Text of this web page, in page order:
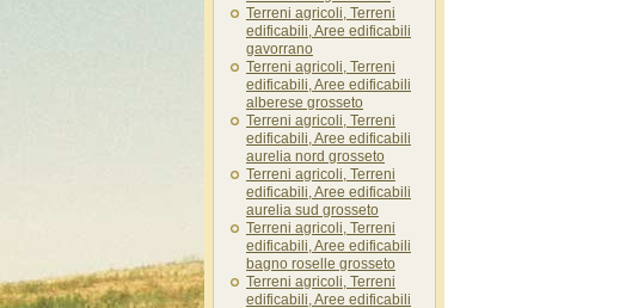
Terreni agricoli, Terreni
edificabili, Aree edificabili
gavorrano
Terreni agricoli, Terreni
edificabili, Aree edificabili
alberese grosseto
Terreni agricoli, Terreni
edificabili, Aree edificabili
aurelia nord grosseto
Terreni agricoli, Terreni
edificabili, Aree edificabili
aurelia sud grosseto
Terreni agricoli, Terreni
edificabili, Aree edificabili
bagno roselle grosseto
Terreni agricoli, Terreni
edificabili, Aree edificabili